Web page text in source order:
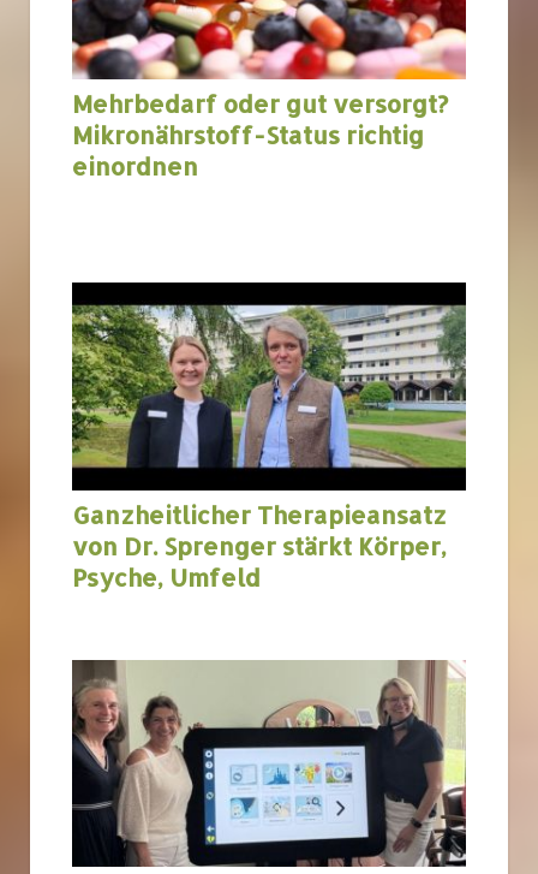
Mehrbedarf oder gut versorgt?
Mikronährstoff-Status richtig
einordnen
Ganzheitlicher Therapieansatz
von Dr. Sprenger stärkt Körper,
Psyche, Umfeld